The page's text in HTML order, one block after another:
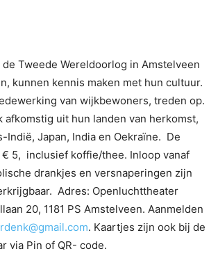
Tweede Wereldoorlog in Amstelveen
kunnen kennis maken met hun cultuur.
van wijkbewoners, treden op.
afkomstig uit hun landen van herkomst,
Indië, Japan, India en Oekraïne. De
5, inclusief koffie/thee. Inloop vanaf
drankjes en versnaperingen zijn
Adres: Openluchttheater
20, 1181 PS Amstelveen. Aanmelden
. Kaartjes zijn ook bij de
via Pin of QR- code.